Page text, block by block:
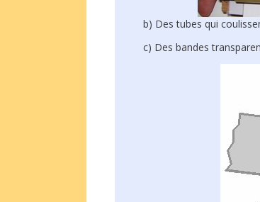
b) Des tubes qui
c) Des bandes